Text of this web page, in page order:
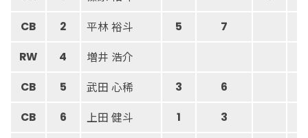
CB 2 平林 裕斗 5 7
RW 4 増井 浩介
CB 5 武田 心稀 3 6
CB 6 上田 健斗 1 3